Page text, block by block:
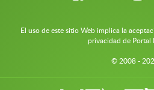
El uso de este sitio Web implica la
privacidad de Portal
© 2008 -